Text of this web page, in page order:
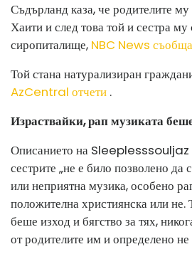
Съдърланд каза, че родителите му
Хаити и след това той и сестра му
сиропиталище, NBC News
Той стана натурализиран
AzCentral отчети .
Израствайки, рап музиката
Описанието на Sleeplesssouljaz
сестрите „не е било позволено да
или неприятна музика, особено
положителна християнска или не.
беше изход и бягство за тях,
от родителите им и определено